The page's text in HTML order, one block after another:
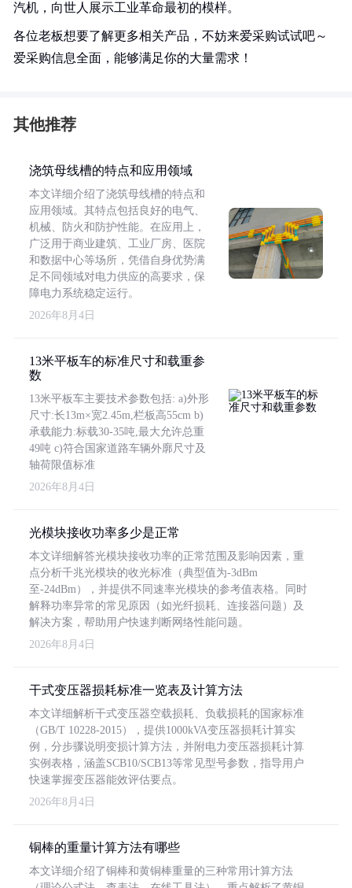
汽机，向世人展示工业革命最初的模样。
各位老板想要了解更多相关产品，不妨来爱采购试试吧～
爱采购信息全面，能够满足你的大量需求！
其他推荐
浇筑母线槽的特点和应用领域
本文详细介绍了浇筑母线槽的特点和
应用领域。其特点包括良好的电气、
机械、防火和防护性能。在应用上，
广泛用于商业建筑、工业厂房、医院
和数据中心等场所，凭借自身优势满
足不同领域对电力供应的高要求，保
障电力系统稳定运行。
2026年8月4日
13米平板车的标准尺寸和载重参
数
13米平板车主要技术参数包括: a)外形
尺寸:长13m×宽2.45m,栏板高55cm b)
承载能力:标载30-35吨,最大允许总重
49吨 c)符合国家道路车辆外廓尺寸及
轴荷限值标准
2026年8月4日
光模块接收功率多少是正常
本文详细解答光模块接收功率的正常范围及影响因素，重
点分析千兆光模块的收光标准（典型值为-3dBm
至-24dBm），并提供不同速率光模块的参考值表格。同时
解释功率异常的常见原因（如光纤损耗、连接器问题）及
解决方案，帮助用户快速判断网络性能问题。
2026年8月4日
干式变压器损耗标准一览表及计算方法
本文详细解析干式变压器空载损耗、负载损耗的国家标准
（GB/T 10228-2015），提供1000kVA变压器损耗计算实
例，分步骤说明变损计算方法，并附电力变压器损耗计算
实例表格，涵盖SCB10/SCB13等常见型号参数，指导用户
快速掌握变压器能效评估要点。
2026年8月4日
铜棒的重量计算方法有哪些
本文详细介绍了铜棒和黄铜棒重量的三种常用计算方法